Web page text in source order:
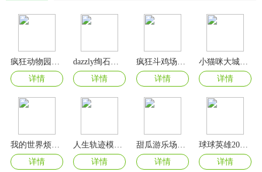
详情
详情
详情
详情
我的世界烦人的村民6.0整合包
详情
详情
详情
详情